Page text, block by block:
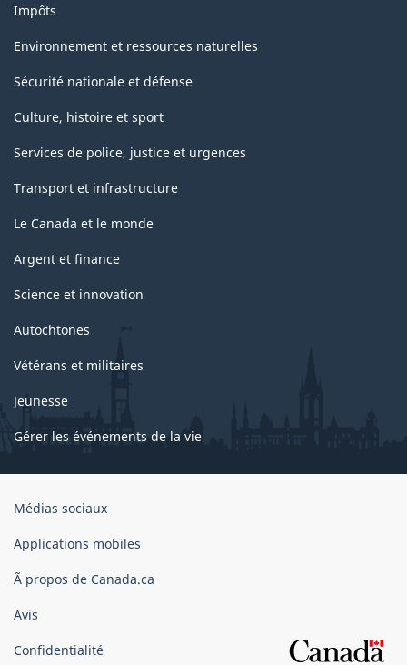
Impôts
Environnement et ressources naturelles
Sécurité nationale et défense
Culture, histoire et sport
Services de police, justice et urgences
Transport et infrastructure
Le Canada et le monde
Argent et finance
Science et innovation
Autochtones
Vétérans et militaires
Jeunesse
Gérer les événements de la vie
Organisation
gouvernement
Canada
Médias sociaux
Applications mobiles
Ã propos de Canada.ca
Avis
Confidentialité